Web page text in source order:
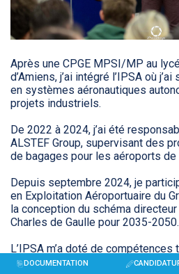
DOCUMENTATION
Après une CPGE MPSI/MP au
d’Amiens, j’ai intégré l’IPSA où
en systèmes aéronautiques
projets industriels.
De 2022 à 2024, j’ai été
ALSTEF Group, supervisant des
de bagages pour les aéroports
Depuis septembre 2024, je
en Exploitation Aéroportuaire du
la conception du schéma
Charles de Gaulle pour 2035-2050.
L’IPSA m’a doté de
de projet, essentielles pour